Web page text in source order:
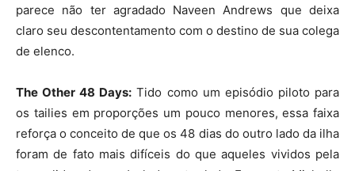
parece não ter agradado Naveen Andrews que deixa
claro seu descontentamento com o destino de sua colega
de elenco.
The Other 48 Days: Tido como um episódio piloto para
os tailies em proporções um pouco menores, essa faixa
reforça o conceito de que os 48 dias do outro lado da ilha
foram de fato mais difíceis do que aqueles vividos pela